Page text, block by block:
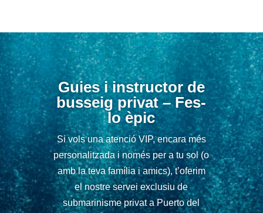
Guies i instructor de
busseig privat – Fes-
lo èpic
Si vols una atenció VIP, encara més
personalitzada i només per a tu sol (o
amb la teva família i amics), t’oferim
el nostre servei exclusiu de
submarinisme privat a Puerto del